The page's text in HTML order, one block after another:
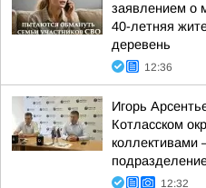
заявлением о
40-летняя
деревень
12:36
Игорь
Котласском
коллективами
12:32